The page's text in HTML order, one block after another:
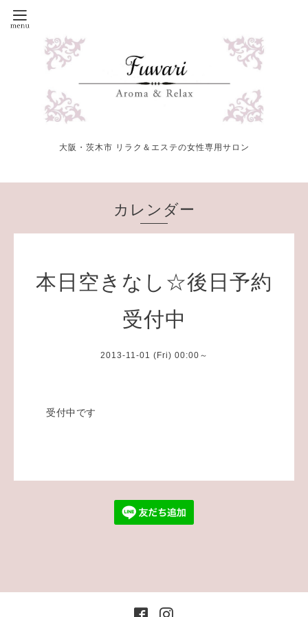
大阪・茨木市 リラク＆エステの女性専用サロン
カレンダー
本日空きなし☆後日予約
受付中
2013-11-01 (Fri) 00:00～
受付中です